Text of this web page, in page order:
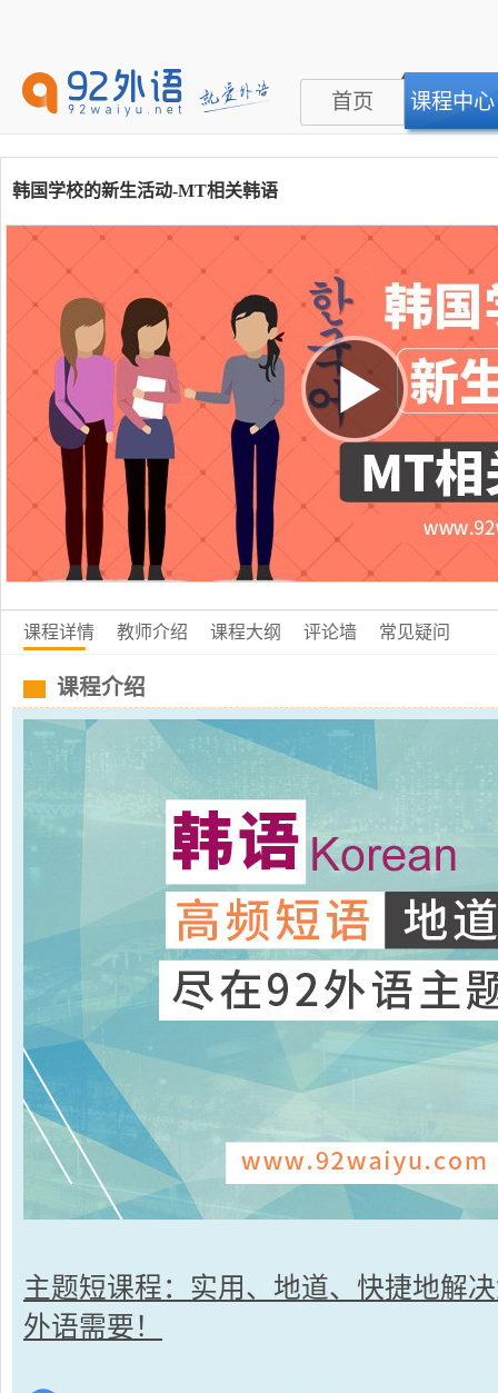
首页 课程中心
韩国学校的新生活动-MT相关韩语
课程详情 教师介绍 课程大纲 评论墙 常见疑问
课程介绍
主题短课程：实用、地道、快捷地解
外语需要！